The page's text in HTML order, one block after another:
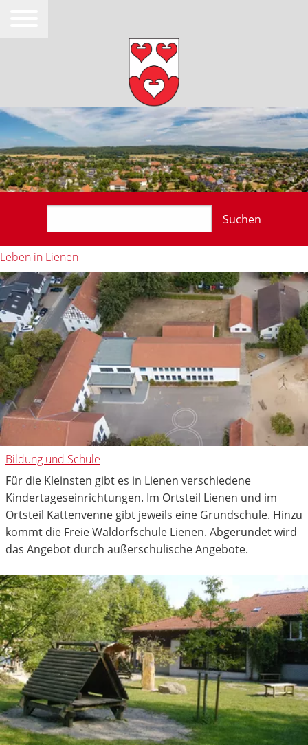
Suchen
Leben in Lienen
Bildung und Schule
Für die Kleinsten gibt es in Lienen verschiedene
Kindertageseinrichtungen. Im Ortsteil Lienen und im
Ortsteil Kattenvenne gibt jeweils eine Grundschule. Hinzu
kommt die Freie Waldorfschule Lienen. Abgerundet wird
das Angebot durch außerschulische Angebote.